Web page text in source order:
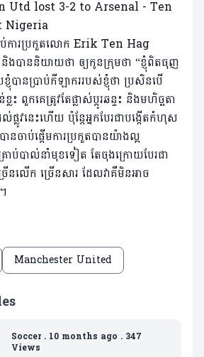
ារប្រកួតលោក Erik Ten Hag
និងបាននិយាយថា ឲ្យកូនក្រុមថា “ខ្ញុំពិតធុញ
បានប្រាប់កីឡាកររបស់ខ្ញុំថា ប្រសិនបើ
លះ ពួកគេត្រូវតែផ្លាស់ប្តូរឆន្ទះ និងមហិច្ឆតា
លូវនេះហើយ ប៉ុន្តែអ្នកបែរជាបង្កើតកំហុស
ាប់ផ្តើមការប្រកួតបានយ៉ាងល្អ
ប់បាល់នាំមុខទៀត តែចុងក្រោយបែរជា
នលើក ច្រើនសារ ដែលវាគឺមិនអាច
Manchester United
Soccer. 10 months ago . 347
Views